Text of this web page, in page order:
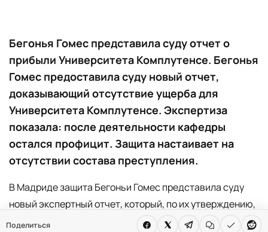
Поделиться
Бегонья Гомес представила суду отчет о
прибыли Университета Комплутенсе. Бегонья
Гомес предоставила суду новый отчет,
доказывающий отсутствие ущерба для
Университета Комплутенсе. Экспертиза
показала: после деятельности кафедры
остался профицит. Защита настаивает на
отсутствии состава преступления.
В Мадриде защита Бегоньи Гомес представила суду
новый экспертный отчет, который, по их утверждению,
доказывает отсутствие финансового ущерба для